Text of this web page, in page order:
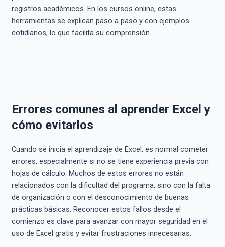
registros académicos. En los cursos online, estas
herramientas se explican paso a paso y con ejemplos
cotidianos, lo que facilita su comprensión.
Errores comunes al aprender Excel y
cómo evitarlos
Cuando se inicia el aprendizaje de Excel, es normal cometer
errores, especialmente si no se tiene experiencia previa con
hojas de cálculo. Muchos de estos errores no están
relacionados con la dificultad del programa, sino con la falta
de organización o con el desconocimiento de buenas
prácticas básicas. Reconocer estos fallos desde el
comienzo es clave para avanzar con mayor seguridad en el
uso de Excel gratis y evitar frustraciones innecesarias.